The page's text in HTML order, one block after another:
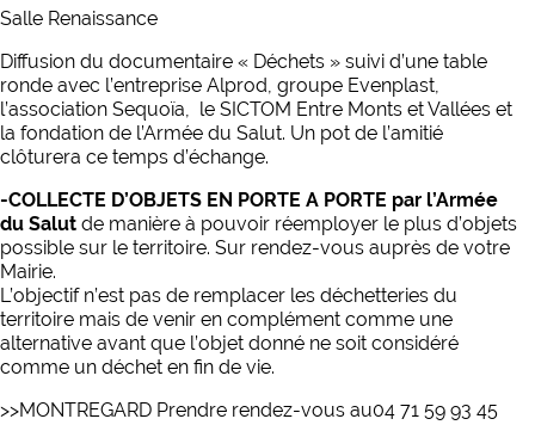
Salle Renaissance
Diffusion du documentaire « Déchets » suivi d’une table
ronde avec l’entreprise Alprod, groupe Evenplast,
l’association Sequoïa, le SICTOM Entre Monts et Vallées et
la fondation de l’Armée du Salut. Un pot de l’amitié
clôturera ce temps d’échange.
-COLLECTE D’OBJETS EN PORTE A PORTE par l’Armée
du Salut de manière à pouvoir réemployer le plus d’objets
possible sur le territoire. Sur rendez-vous auprès de votre
Mairie.
L’objectif n’est pas de remplacer les déchetteries du
territoire mais de venir en complément comme une
alternative avant que l’objet donné ne soit considéré
comme un déchet en fin de vie.
>>MONTREGARD Prendre rendez-vous au04 71 59 93 45